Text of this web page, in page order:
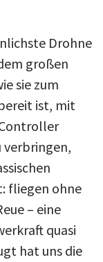
Drohne
großen
sie zum
ist, mit
verbringen,
fliegen ohne
– eine
quasi
hat uns die